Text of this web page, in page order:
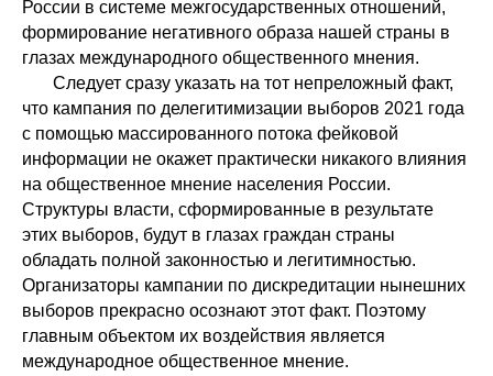
России в системе межгосударственных отношений,
формирование негативного образа нашей страны в
глазах международного общественного мнения.
Следует сразу указать на тот непреложный факт,
что кампания по делегитимизации выборов 2021 года
с помощью массированного потока фейковой
информации не окажет практически никакого влияния
на общественное мнение населения России.
Структуры власти, сформированные в результате
этих выборов, будут в глазах граждан страны
обладать полной законностью и легитимностью.
Организаторы кампании по дискредитации нынешних
выборов прекрасно осознают этот факт. Поэтому
главным объектом их воздействия является
международное общественное мнение.